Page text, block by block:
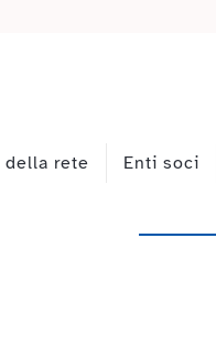
della rete Enti soci